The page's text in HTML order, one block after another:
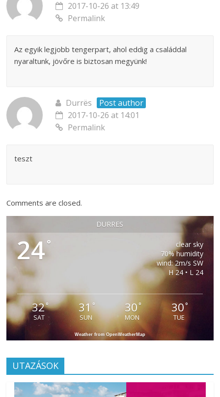
2017-10-26 at 13:49
Permalink
Az egyik legjobb tengerpart, ahol eddig a családdal
nyaraltunk, jövőre is biztosan megyünk!
Durrës
Post author
2017-10-26 at 14:01
Permalink
teszt
Comments are closed.
DURRES
24°
clear sky
70% humidity
wind: 2m/s SW
H 24 • L 24
32°
SAT
31°
SUN
30 °
MON
30°
TUE
Weather from OpenWeatherMap
UTAZÁSOK